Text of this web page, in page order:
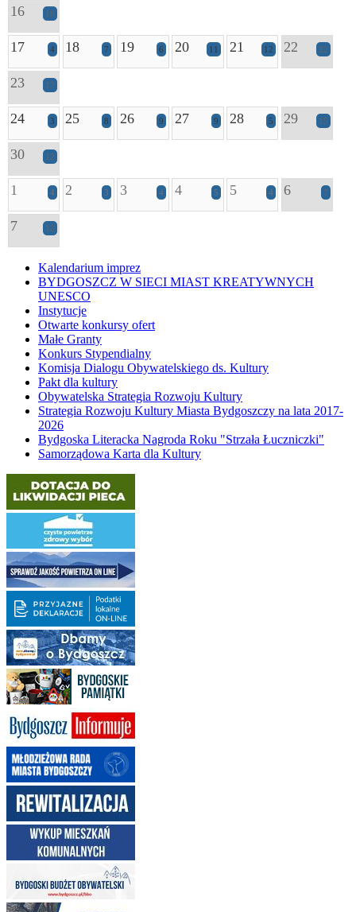
16 16
17 4 18 7 19 6 20 11 21 12 22 22
23 17
24 3 25 8 26 9 27 9 28 5 29 15
30 12
1 4 2 3 3 4 4 5 5 4 6 7
7 12
Kalendarium imprez
BYDGOSZCZ W SIECI MIAST KREATYWNYCH
UNESCO
Instytucje
Otwarte konkursy ofert
Małe Granty
Konkurs Stypendialny
Komisja Dialogu Obywatelskiego ds. Kultury
Pakt dla kultury
Obywatelska Strategia Rozwoju Kultury
Strategia Rozwoju Kultury Miasta Bydgoszczy na lata 2017-
2026
Bydgoska Literacka Nagroda Roku "Strzała Łuczniczki"
Samorządowa Karta dla Kultury